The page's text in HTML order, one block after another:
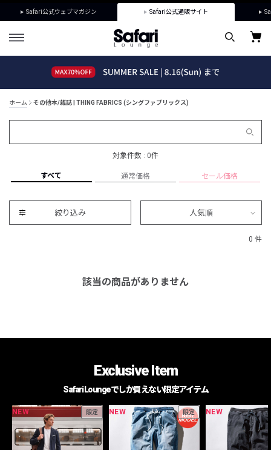
Safari公式ウェブマガジン Safari公式通販サイト
ホーム その他本/雑誌 | THING FABRICS (シングファブリックス)
対象件数 : 0件
すべて 通常価格 セール価格
絞り込み 人気順
0 件
該当の商品がありません
Exclusive Item
Safari Loungeでしか買えない限定アイテム
NEW 限定 NEW 限定 NEW